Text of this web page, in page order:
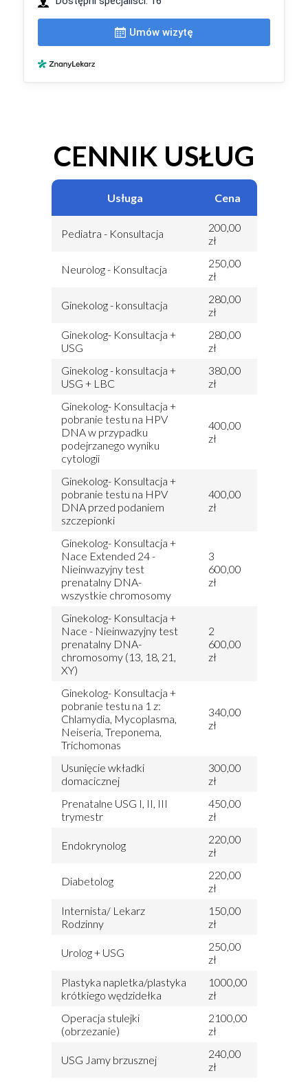
CENNIK USŁUG
Usługa Cena
Pediatra - Konsultacja
200,00
zł
Neurolog - Konsultacja
250,00
zł
Ginekolog - konsultacja
280,00
zł
Ginekolog- Konsultacja +
USG
280,00
zł
Ginekolog - konsultacja +
USG + LBC
380,00
zł
Ginekolog- Konsultacja +
pobranie testu na HPV
DNA w przypadku
podejrzanego wyniku
cytologii
400,00
zł
Ginekolog- Konsultacja +
pobranie testu na HPV
DNA przed podaniem
szczepionki
400,00
zł
Ginekolog- Konsultacja +
Nace Extended 24 -
Nieinwazyjny test
prenatalny DNA-
wszystkie chromosomy
3
600,00
zł
Ginekolog- Konsultacja +
Nace - Nieinwazyjny test
prenatalny DNA-
chromosomy (13, 18, 21,
XY)
2
600,00
zł
Ginekolog- Konsultacja +
pobranie testu na 1 z:
Chlamydia, Mycoplasma,
Neiseria, Treponema,
Trichomonas
340,00
zł
Usunięcie wkładki
domacicznej
300,00
zł
Prenatalne USG I, II, III
trymestr
450,00
zł
Endokrynolog
220,00
zł
Diabetolog
220,00
zł
Internista/ Lekarz
Rodzinny
150,00
zł
Urolog + USG
250,00
zł
Plastyka napletka/plastyka
krótkiego wędzidełka
1000,00
zł
Operacja stulejki
(obrzezanie)
2100,00
zł
USG Jamy brzusznej
240,00
zł